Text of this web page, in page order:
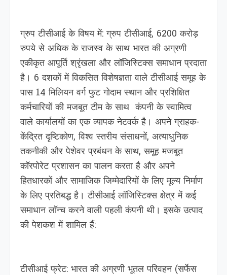
ग्रुप टीसीआई के विषय में: ग्रुप टीसीआई, 6200 करोड़
रुपये से अधिक के राजस्व के साथ भारत की अग्रणी
एकीकृत आपूर्ति श्रृंखला और लॉजिस्टिक्स समाधान प्रदाता
है। 6 दशकों में विकसित विशेषज्ञता वाले टीसीआई समूह के
पास 14 मिलियन वर्ग फुट गोदाम स्थान और प्रशिक्षित
कर्मचारियों की मजबूत टीम के साथ कंपनी के स्वामित्व
वाले कार्यालयों का एक व्यापक नेटवर्क है। अपने ग्राहक-
केंद्रित दृष्टिकोण, विश्व स्तरीय संसाधनों, अत्याधुनिक
तकनीकी और पेशेवर प्रबंधन के साथ, समूह मजबूत
कॉरपोरेट प्रशासन का पालन करता है और अपने
हितधारकों और सामाजिक जिम्मेदारियों के लिए मूल्य निर्माण
के लिए प्रतिबद्ध है। टीसीआई लॉजिस्टिक्स क्षेत्र में कई
समाधान लॉन्च करने वाली पहली कंपनी थी। इसके उत्पाद
की पेशकश में शामिल हैं:
टीसीआई फ्रेट: भारत की अग्रणी भूतल परिवहन (सर्फेस